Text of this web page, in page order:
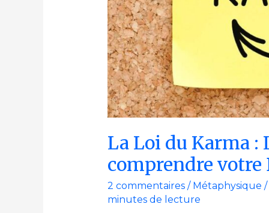
La Loi du Karma :
comprendre votre
2 commentaires / Métaphysique /
minutes de lecture
pour
comprendre
votre
Destin